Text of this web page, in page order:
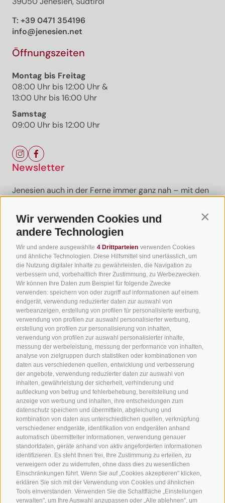
Wir verwenden Cookies und
andere Technologien
Wir und andere ausgewählte 4 Drittparteien verwenden Cookies
und ähnliche Technologien. Diese Hilfsmittel sind unerlässlich, um
die Nutzung digitaler Inhalte zu gewährleisten, die Navigation zu
verbessern und, vorbehaltlich Ihrer Zustimmung, zu Werbezwecken.
Wir können Ihre Daten zum Beispiel für folgende Zwecke
verwenden: speichern von oder zugriff auf informationen auf einem
endgerät, verwendung reduzierter daten zur auswahl von
werbeanzeigen, erstellung von profilen für personalisierte werbung,
verwendung von profilen zur auswahl personalisierter werbung,
erstellung von profilen zur personalisierung von inhalten,
verwendung von profilen zur auswahl personalisierter inhalte,
messung der werbeleistung, messung der performance von inhalten,
analyse von zielgruppen durch statistiken oder kombinationen von
daten aus verschiedenen quellen, entwicklung und verbesserung
der angebote, verwendung reduzierter daten zur auswahl von
inhalten, gewährleistung der sicherheit, verhinderung und
aufdeckung von betrug und fehlerbehebung, bereitstellung und
anzeige von werbung und inhalten, ihre entscheidungen zum
datenschutz speichern und übermitteln, abgleichung und
kombination von daten aus unterschiedlichen quellen, verknüpfung
verschiedener endgeräte, identifikation von endgeräten anhand
automatisch übermittelter informationen, verwendung genauer
standortdaten, geräte anhand von aktiv angeforderten informationen
identifizieren. Es steht Ihnen frei, Ihre Zustimmung zu erteilen, zu
verweigern oder zu widerrufen, ohne dass dies zu wesentlichen
Einschränkungen führt. Wenn Sie auf „Cookies akzeptieren" klicken,
erklären Sie sich mit der Verwendung von Cookies und ähnlichen
Tools einverstanden. Verwenden Sie die Schaltfläche „Einstellungen
verwalten", um Ihre Auswahl anzupassen oder „Alle ablehnen", um
T: +39 0471 354196
info@jenesien.net
Öffnungszeiten
Montag bis Freitag
08:00 Uhr bis 12:00 Uhr &
13:00 Uhr bis 16:00 Uhr
Samstag
09:00 Uhr bis 12:00 Uhr
Newsletter
Jenesien auch in der Ferne immer ganz nah – mit den
Ferienregion.
Newsletter anmelden
Nützliche Links
Alle Unterkünfte
Hotels in Jenesien
Camping in Jenesien
Ferienwohnungen in Jenesien
B&B - Gästezimmervermieter
Urlaub auf dem Bauernhof
Südtirol Apps für unterwegs
Jobs